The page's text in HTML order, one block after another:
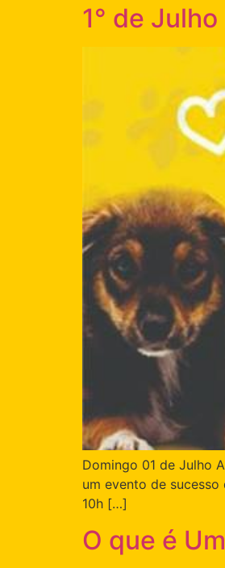
1° de
Domingo 01 de Julho
um evento de
10h […]
O que é